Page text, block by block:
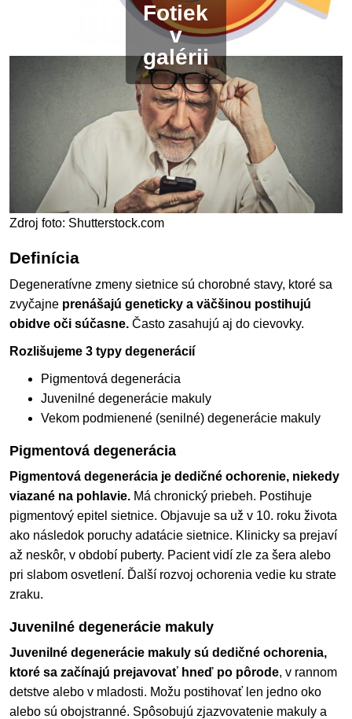
Fotiek
v
galérii
Zdroj foto: Shutterstock.com
Definícia
Degeneratívne zmeny sietnice sú chorobné stavy, ktoré sa
zvyčajne prenášajú geneticky a väčšinou postihujú
obidve oči súčasne. Často zasahujú aj do cievovky.
Rozlišujeme 3 typy degenerácií
Pigmentová degenerácia
Juvenilné degenerácie makuly
Vekom podmienené (senilné) degenerácie makuly
Pigmentová degenerácia
Pigmentová degenerácia je dedičné ochorenie, niekedy
viazané na pohlavie. Má chronický priebeh. Postihuje
pigmentový epitel sietnice. Objavuje sa už v 10. roku života
ako následok poruchy adatácie sietnice. Klinicky sa prejaví
až neskôr, v období puberty. Pacient vidí zle za šera alebo
pri slabom osvetlení. Ďalší rozvoj ochorenia vedie ku strate
zraku.
Juvenilné degenerácie makuly
Juvenilné degenerácie makuly sú dedičné ochorenia,
ktoré sa začínajú prejavovať hneď po pôrode, v rannom
detstve alebo v mladosti. Možu postihovať len jedno oko
alebo sú obojstranné. Spôsobujú zjazvovatenie makuly a